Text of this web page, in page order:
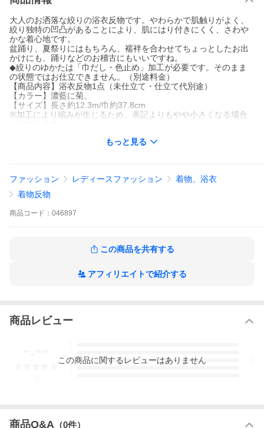
大人のお洒落な絞りの浴衣反物です。やわらかで肌触りがよく、
絞り独特の凹凸があることにより、肌にはり付きにくく、さわや
かな着心地です。
盆踊り、夏祭りにはもちろん、襦袢を合わせてちょっとしたお出
かけにも、踊りなどのお稽古にもいいですね。
◆絞りのゆかたは「巾だし・色止め」加工が必要です。そのまま
の状態ではお仕立できません。（別途料金）
【商品内容】浴衣反物1点（未仕立て・仕立て代別途）
【カラー】濃藍に菊。
【サイズ】長さ約12.3m/巾約37.8cm
※加工により縮みが生じるため、表記よりもやや小さくなる場合
生地 日本製/くくり カンボジア/染色・整理 日本製
場合がございます。
※ひとつひとつ手作業で職人さんが括り（くくり）や染めなどを
ほどこし、製作しております。そのため、1点1点、若干ですが、
色合い、絞りの大きさが異なります。また、染めのムラ等も絞り
もっと見る
ファッション レディースファッション
着物、浴衣
着物反物
商品 コード： 046897
この商品を共有する
アフィリエイトで紹介する
商品レビュー
3
この商品に関するレビューはありません
商品Q&A （0件）